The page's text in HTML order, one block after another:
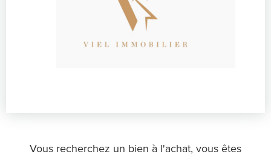
Vous recherchez un bien à l'achat, vous êtes